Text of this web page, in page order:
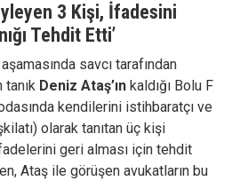
3 Kişi, İfadesini
Tehdit Etti’
savcı tarafından
Deniz Ataş’ın kaldığı Bolu F
kendilerini istihbaratçı ve
olarak tanıtan üç kişi
geri alması için tehdit
Ataş ile görüşen avukatların bu